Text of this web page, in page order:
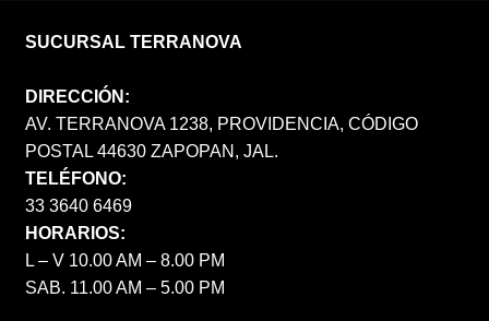
SUCURSAL TERRANOVA
DIRECCIÓN:
AV. TERRANOVA 1238, PROVIDENCIA, CÓDIGO
POSTAL 44630 ZAPOPAN, JAL.
TELÉFONO:
33 3640 6469
HORARIOS:
L – V 10.00 AM – 8.00 PM
SAB. 11.00 AM – 5.00 PM